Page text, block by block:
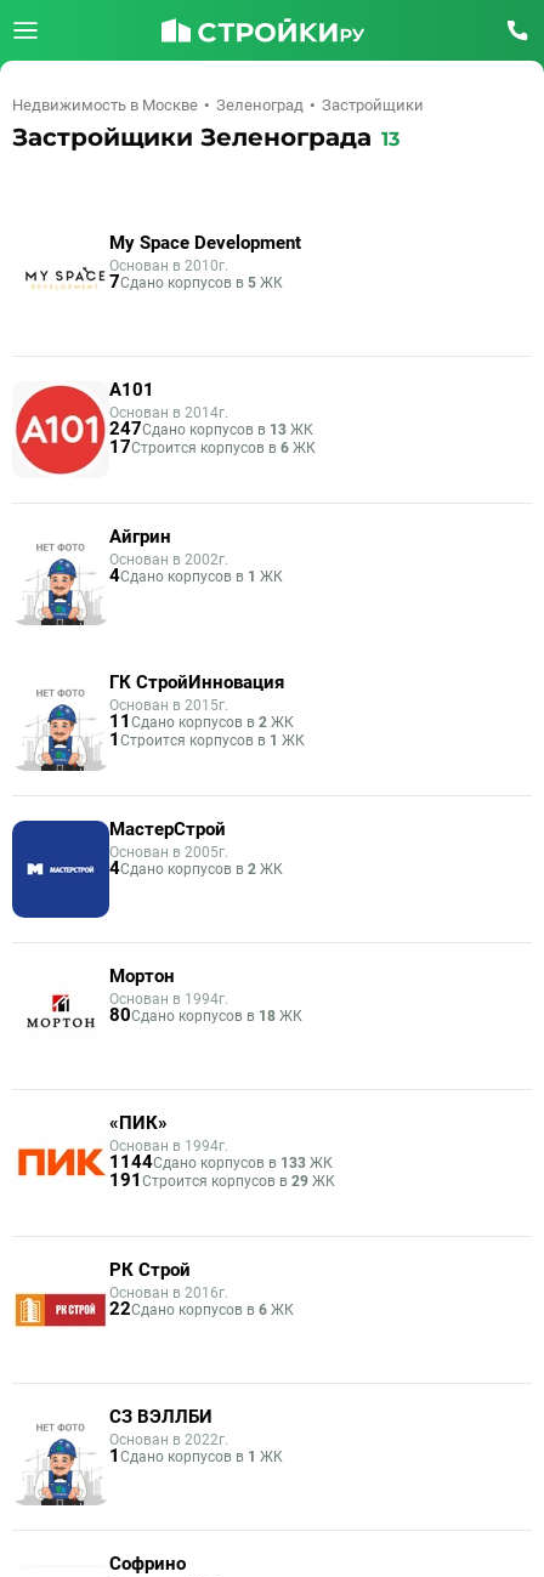
Недвижимость в Москве Зеленоград Застройщики
Застройщики Зеленограда 13
My Space Development
Основан в 2010г.
7Сдано корпусов в 5 ЖК
А101
Основан в 2014г.
247Сдано корпусов в 13 ЖК
17Строится корпусов в 6 ЖК
Айгрин
Основан в 2002г.
4Сдано корпусов в 1 ЖК
ГК СтройИнновация
Основан в 2015г.
11 Сдано корпусов в 2 ЖК
1 Строится корпусов в 1 ЖК
МастерСтрой
Основан в 2005г.
4Сдано корпусов в 2 ЖК
Мортон
Основан в 1994г.
80Сдано корпусов в 18 ЖК
«ПИК»
Основан в 1994г.
1144Сдано корпусов в 133 ЖК
191 Строится корпусов в 29 ЖК
РК Строй
Основан в 2016г.
22Сдано корпусов в 6 ЖК
СЗ ВЭЛЛБИ
Основан в 2022г.
1 Сдано корпусов в 1 ЖК
Софрино